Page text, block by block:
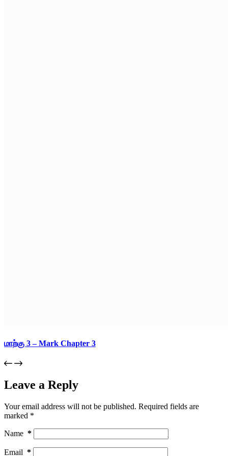
மாற்கு 3 – Mark Chapter 3
Leave a Reply
Your email address will not be published. Required fields are
marked *
Name *
Email *